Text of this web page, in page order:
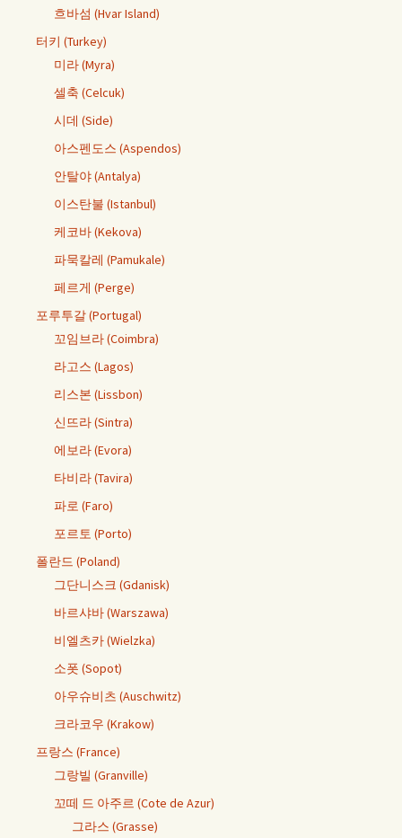
흐바섬 (Hvar Island)
터키 (Turkey)
미라 (Myra)
셀축 (Celcuk)
시데 (Side)
아스펜도스 (Aspendos)
안탈야 (Antalya)
이스탄불 (Istanbul)
케코바 (Kekova)
파묵칼레 (Pamukale)
페르게 (Perge)
포루투갈 (Portugal)
꼬임브라 (Coimbra)
라고스 (Lagos)
리스본 (Lissbon)
신뜨라 (Sintra)
에보라 (Evora)
타비라 (Tavira)
파로 (Faro)
포르토 (Porto)
폴란드 (Poland)
그단니스크 (Gdanisk)
바르샤바 (Warszawa)
비엘츠카 (Wielzka)
소폿 (Sopot)
아우슈비츠 (Auschwitz)
크라코우 (Krakow)
프랑스 (France)
그랑빌 (Granville)
꼬떼 드 아주르 (Cote de Azur)
그라스 (Grasse)